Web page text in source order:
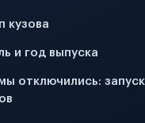
кузова
и год выпуска
отключились: